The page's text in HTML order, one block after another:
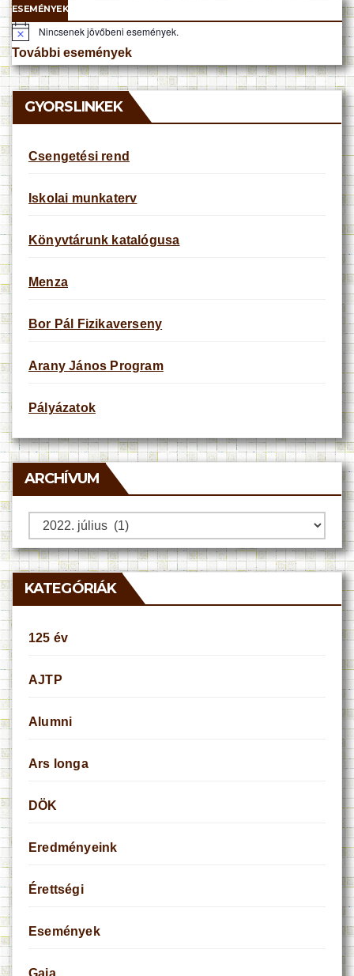
ESEMÉNYEK
N
o
t
i
c
e
Nincsenek jövőbeni események.
További események
GYORSLINKEK
Csengetési rend
Iskolai munkaterv
Könyvtárunk katalógusa
Menza
Bor Pál Fizikaverseny
Arany János Program
Pályázatok
ARCHÍVUM
Archívum
KATEGÓRIÁK
125 év
AJTP
Alumni
Ars longa
DÖK
Eredményeink
Érettségi
Események
Gaia